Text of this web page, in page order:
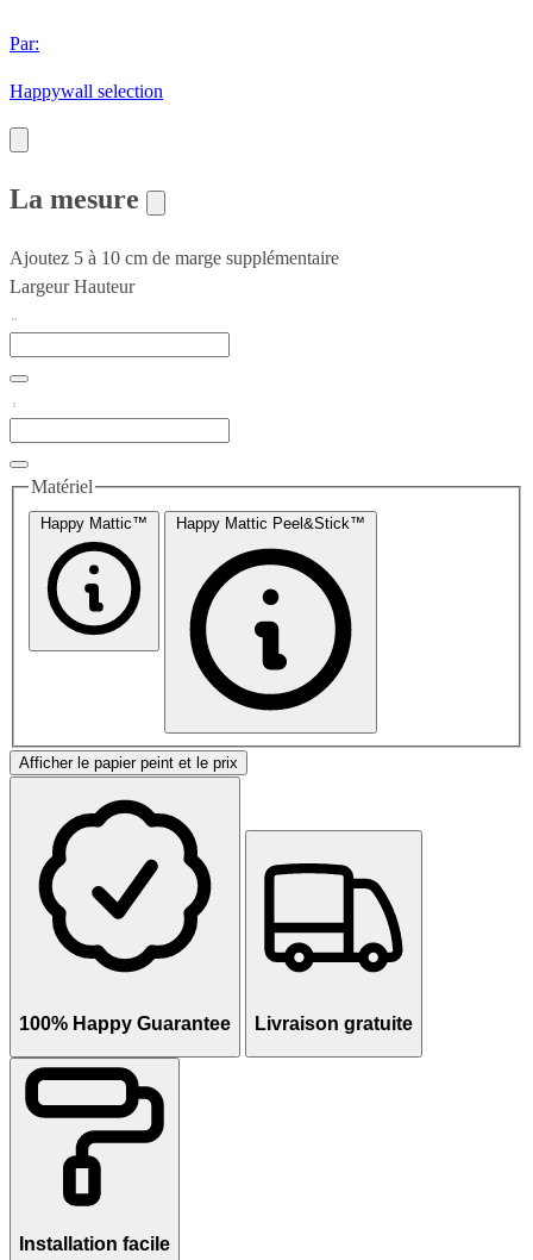
Par:
Happywall selection
La mesure
Ajoutez 5 à 10 cm de marge supplémentaire
Largeur Hauteur
Matériel
Happy Mattic™ Happy Mattic Peel&Stick™
Afficher le papier peint et le prix
100% Happy Guarantee Livraison gratuite
Installation facile